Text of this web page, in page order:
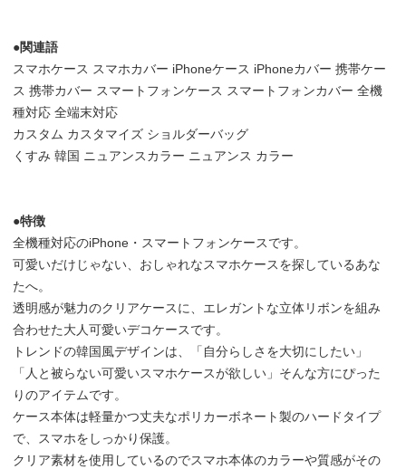
●関連語
スマホケース スマホカバー iPhoneケース iPhoneカバー 携帯ケー
ス 携帯カバー スマートフォンケース スマートフォンカバー 全機
種対応 全端末対応
カスタム カスタマイズ ショルダーバッグ
くすみ 韓国 ニュアンスカラー ニュアンス カラー
●特徴
全機種対応のiPhone・スマートフォンケースです。
可愛いだけじゃない、おしゃれなスマホケースを探しているあな
たへ。
透明感が魅力のクリアケースに、エレガントな立体リボンを組み
合わせた大人可愛いデコケースです。
トレンドの韓国風デザインは、「自分らしさを大切にしたい」
「人と被らない可愛いスマホケースが欲しい」そんな方にぴった
りのアイテムです。
ケース本体は軽量かつ丈夫なポリカーボネート製のハードタイプ
で、スマホをしっかり保護。
クリア素材を使用しているのでスマホ本体のカラーや質感がその